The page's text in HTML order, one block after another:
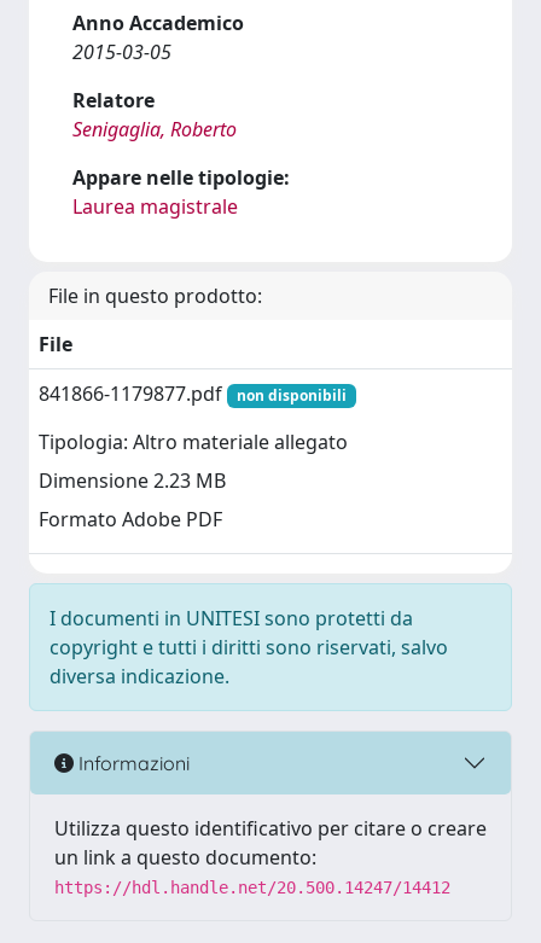
Anno Accademico
2015-03-05
Relatore
Senigaglia, Roberto
Appare nelle tipologie:
Laurea magistrale
File in questo prodotto:
File
841866-1179877.pdf
non disponibili
Tipologia: Altro materiale allegato
Dimensione 2.23 MB
Formato Adobe PDF
I documenti in UNITESI sono protetti da
copyright e tutti i diritti sono riservati, salvo
diversa indicazione.
Informazioni
Utilizza questo identificativo per citare o creare
un link a questo documento:
https://hdl.handle.net/20.500.14247/14412